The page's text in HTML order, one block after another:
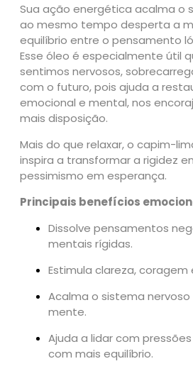
B
i
o
E
s
s
ê
c
i
a
u
n
i
a
Sua ação energética acalma o
ao mesmo tempo desperta a
equilíbrio entre o pensamento
Esse óleo é especialmente útil
sentimos nervosos,
com o futuro, pois ajuda a
emocional e mental, nos
mais disposição.
Mais do que relaxar, o capim-
inspira a transformar a rigidez
pessimismo em esperança.
Principais benefícios
Dissolve pensamentos
mentais rígidas.
Estimula clareza, coragem
Acalma o sistema
mente.
Ajuda a lidar com
com mais equilíbrio.